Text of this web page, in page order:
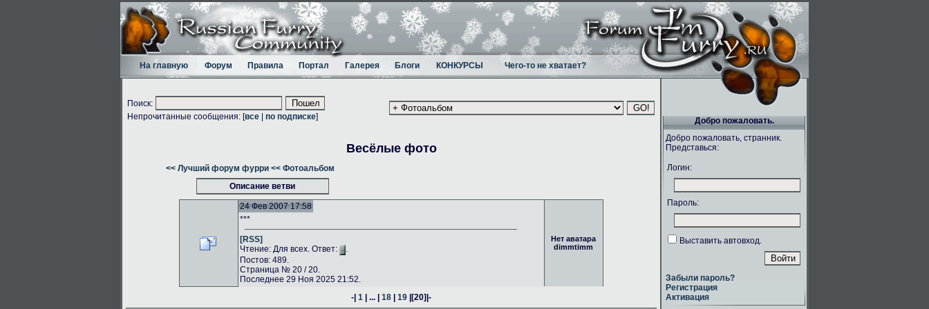
На главную Форум Правила Портал Галерея Блоги КОНКУРСЫ Чего-то не хватает?
Поиск:
Непрочитанные сообщения: [все по подписке]
Весёлые фото
<< Лучший форум фурри << Фотоальбом
Описание ветви
24 Фев 2007 17:58
Нет аватара
dimmtimm
***
[RSS]
Чтение: Для всех. Ответ:
.
Постов: 489.
Страница № 20 / 20.
Последнее 29 Ноя 2025 21:52.
-| 1 | ... | 18 | 19 |[20]|-
Добро пожаловать.
Добро пожаловать, странник.
Представься:
Логин:
Пароль:
Выставить автовход.
Забыли пароль?
Регистрация
Активация